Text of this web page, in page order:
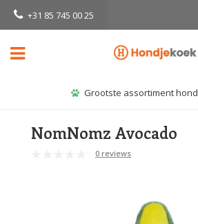
+31 85 745 00 25
Grootste assortiment
NomNomz Avocado
0 reviews